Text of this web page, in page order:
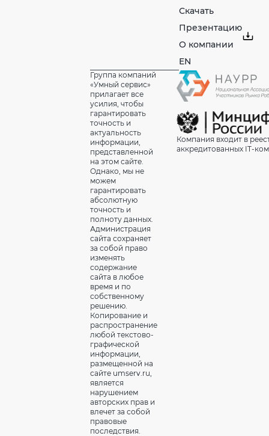
Скачать
Презентацию
О компании
EN
Группа компаний
«Умный сервис»
прилагает все
усилия, чтобы
гарантировать
точность и
актуальность
информации,
представленной
на этом сайте.
Однако, мы не
можем
гарантировать
абсолютную
точность и
полноту данных.
Администрация
сайта сохраняет
за собой право
изменять
содержание
сайта в любое
время и по
собственному
решению.
Копирование и
распространение
любой текстово-
графической
информации,
размещенной на
сайте umserv.ru,
является
нарушением
авторских прав и
влечет за собой
правовые
последствия.
Компания входит в
аккредитованных IT-